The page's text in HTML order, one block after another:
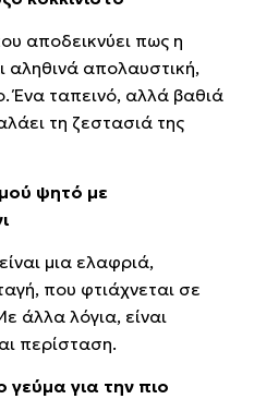
αποδεικνύει πως η
αληθινά απολαυστική,
Ένα ταπεινό, αλλά βαθιά
τη ζεστασιά της
ψητό με
μια ελαφριά,
που φτιάχνεται σε
άλλα λόγια, είναι
περίσταση.
για την πιο